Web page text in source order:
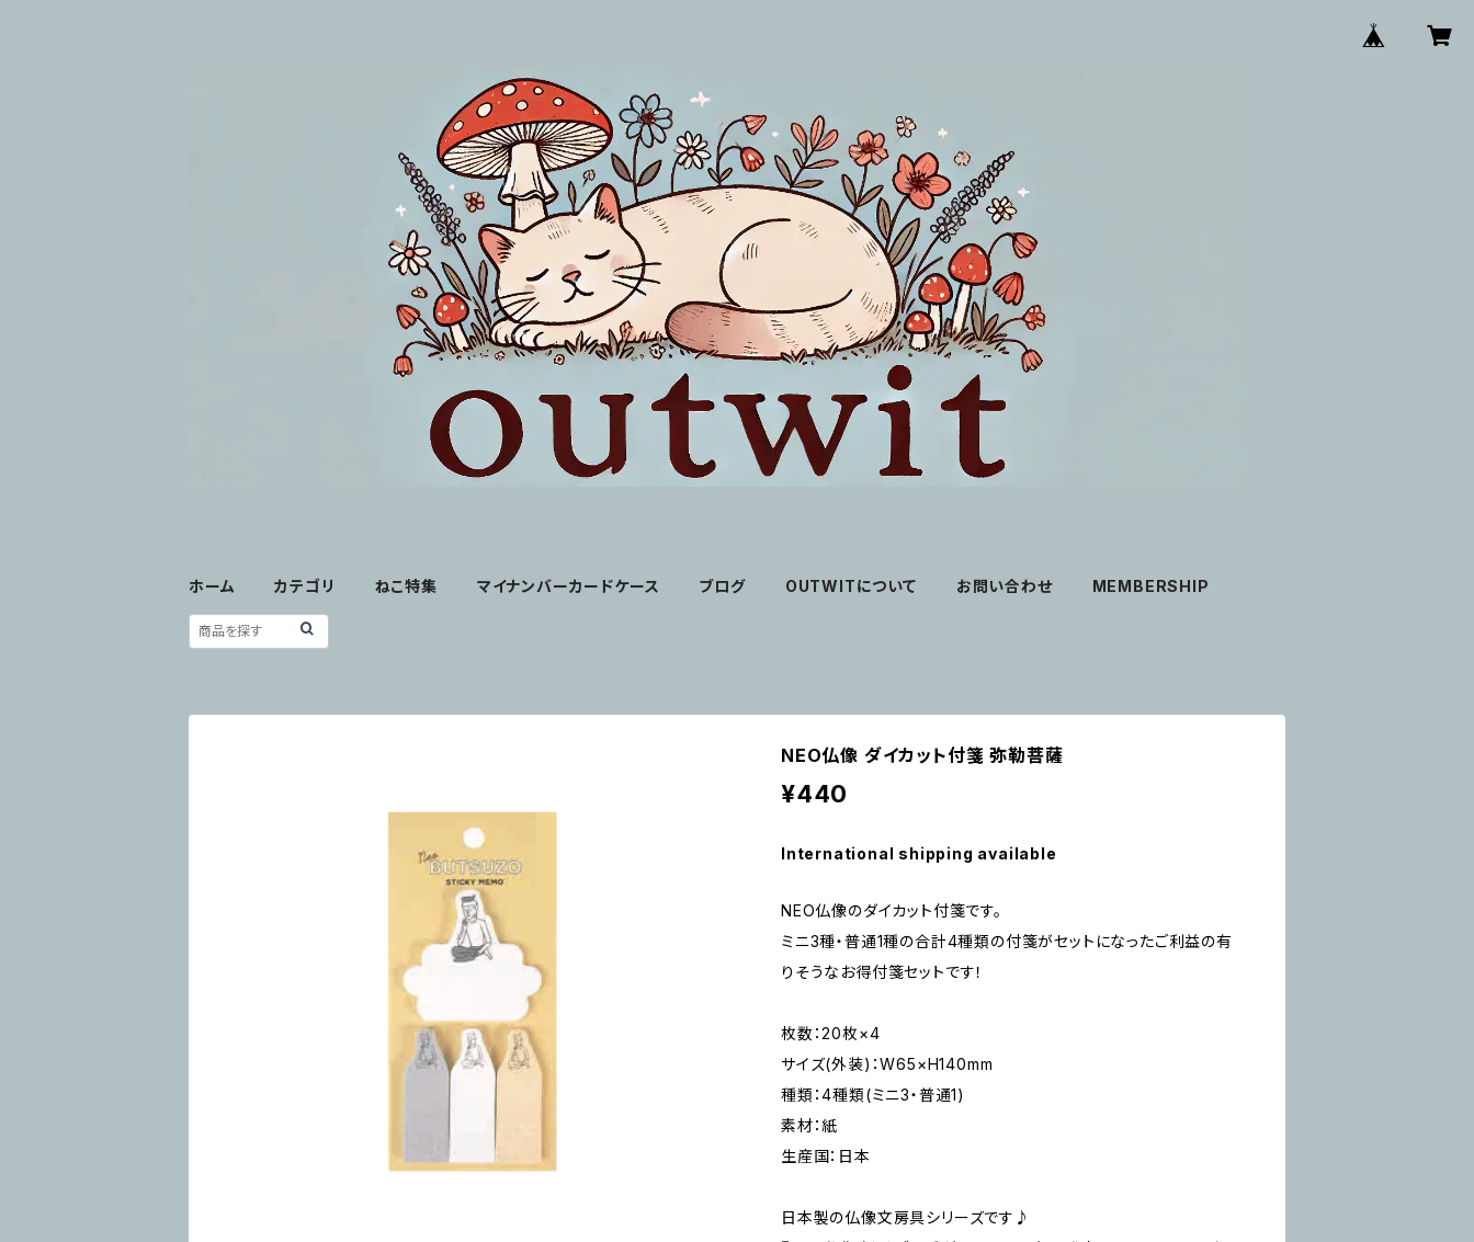
ホーム カテゴリ ねこ特集 マイナンバーカードケース ブログ OUTWITについて お問い合わせ MEMBERSHIP
NEO仏像 ダイカット付箋 弥勒菩薩
¥440
International shipping available
NEO仏像のダイカット付箋です。
ミニ3種・普通1種の合計4種類の付箋がセットになったご利益の有
りそうなお得付箋セットです！
枚数：20枚×4
サイズ(外装)：W65×H140mm
種類：4種類(ミニ3・普通1)
素材：紙
生産国：日本
日本製の仏像文房具シリーズです♪